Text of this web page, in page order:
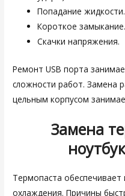
Попадание жидкости.
Короткое замыкание.
Скачки напряжения.
Ремонт USB порта
сложности работ. Замена
цельным корпусом
Замена
Термопаста
охлаждения. Причины